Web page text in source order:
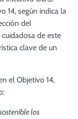
14, según indica la
del
de este
clave de un
el Objetivo 14,
los